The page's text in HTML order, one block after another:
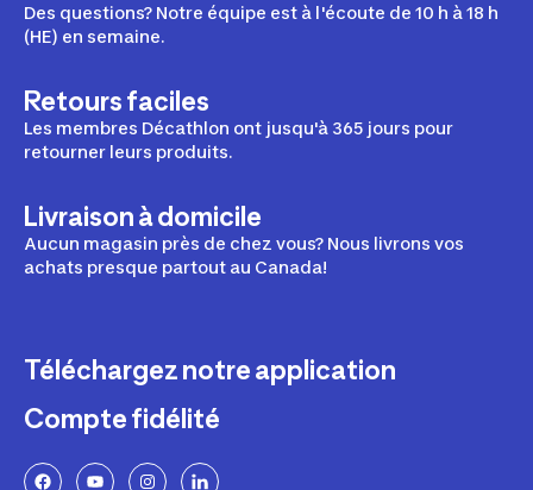
Des questions? Notre équipe est à l'écoute de 10 h à 18 h
(HE) en semaine.
Retours faciles
Les membres Décathlon ont jusqu'à 365 jours pour
retourner leurs produits.
Livraison à domicile
Aucun magasin près de chez vous? Nous livrons vos
achats presque partout au Canada!
Téléchargez notre application
Compte fidélité